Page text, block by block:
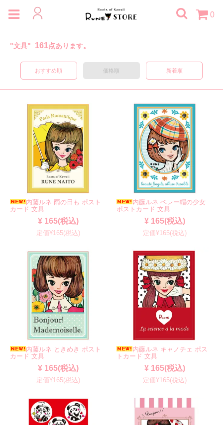
0
"文具" 161点あります。
おすすめ順 価格順 新着順
内藤ルネ 雨の日も ポスト
カード 文具
¥ 165(税込)
定価¥165(税込)
内藤ルネ ベレー帽の少女
ポストカード 文具
¥ 165(税込)
定価¥165(税込)
内藤ルネ ときめき ポスト
カード 文具
¥ 165(税込)
定価¥165(税込)
内藤ルネ キャノチェ ポス
トカード 文具
¥ 165(税込)
定価¥165(税込)